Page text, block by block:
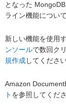
となった
ライン機能について
新しい機能を使用
ンソールで数回ク
規作成してくださ
Amazon
ト を参照してくださ